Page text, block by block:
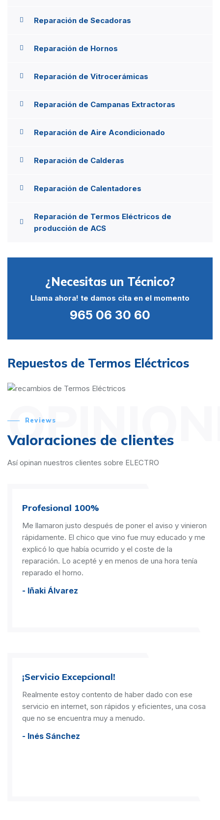
Reparación de Secadoras
Reparación de Hornos
Reparación de Vitrocerámicas
Reparación de Campanas Extractoras
Reparación de Aire Acondicionado
Reparación de Calderas
Reparación de Calentadores
Reparación de Termos Eléctricos de
producción de ACS
¿Necesitas un Técnico?
Llama ahora! te damos cita en el momento
965 06 30 60
Repuestos de Termos Eléctricos
Reviews
Valoraciones de clientes
Así opinan nuestros clientes sobre ELECTRO
Profesional 100%
Me llamaron justo después de poner el aviso y vinieron
rápidamente. El chico que vino fue muy educado y me
explicó lo que había ocurrido y el coste de la
reparación. Lo acepté y en menos de una hora tenía
reparado el horno.
- Iñaki Álvarez
¡Servicio Excepcional!
Realmente estoy contento de haber dado con ese
servicio en internet, son rápidos y eficientes, una cosa
que no se encuentra muy a menudo.
- Inés Sánchez